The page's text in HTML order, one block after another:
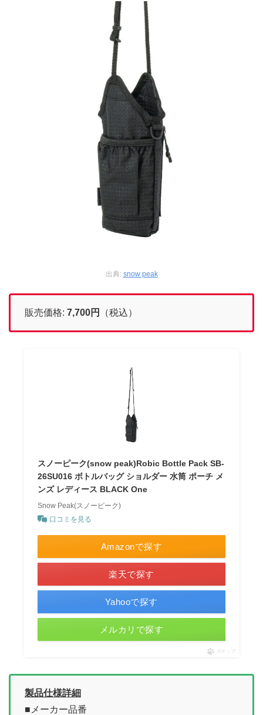
出典: snow peak
販売価格: 7,700円 （税込）
スノーピーク(snow peak)Robic Bottle Pack SB-
26SU016 ボトルバッグ ショルダー 水筒 ポーチ メ
ンズ レディース BLACK One
Snow Peak(スノーピーク)
口コミを見る
Amazonで探す
楽天で探す
Yahooで探す
メルカリで探す
ポチップ
製品仕様詳細
■メーカー品番